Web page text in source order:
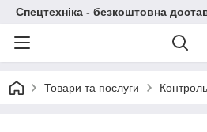
Спецтехніка - безкоштовна
Товари та послуги